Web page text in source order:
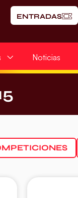
ENTRADAS
Noticias